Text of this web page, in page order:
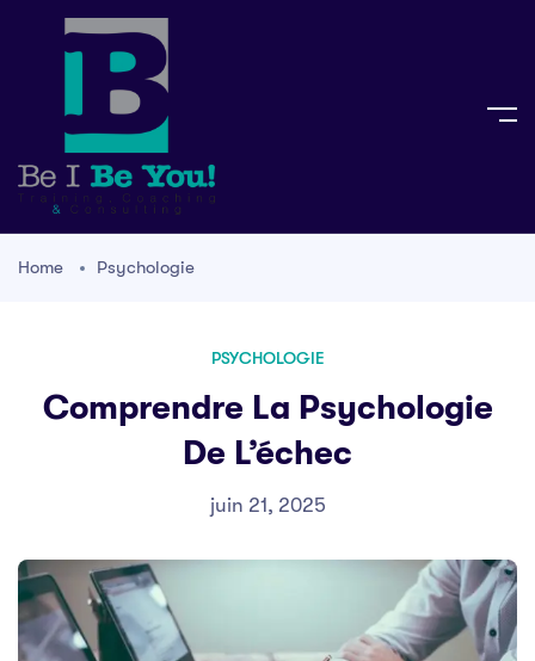
Home Psychologie
PSYCHOLOGIE
Comprendre La Psychologie
De L’échec
juin 21, 2025